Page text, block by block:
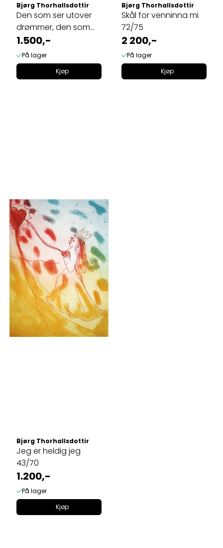
Bjørg Thorhallsdottir
Den som ser utover
drømmer, den som
ser innover ...
1.500,-
På lager
Kjøp
Bjørg Thorhallsdottir
Skål for venninna mi
72/75
2 200,-
På lager
Kjøp
Bjørg Thorhallsdottir
Jeg er heldig jeg
43/70
1.200,-
På lager
Kjøp